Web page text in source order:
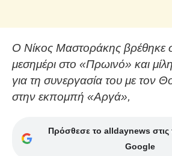
Ο Νίκος Μαστοράκης βρέθηκε
μεσημέρι στο «Πρωινό» και
για τη συνεργασία του με τον
στην εκπομπή «Αργά»,
Πρόσθεσε το alldaynews
Google